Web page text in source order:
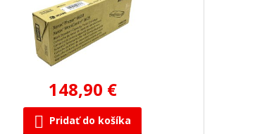
148,90 €
Pridať do košíka